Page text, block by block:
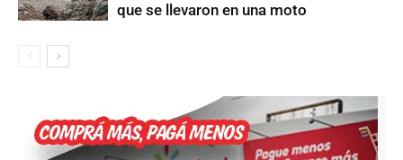
que se llevaron en una moto